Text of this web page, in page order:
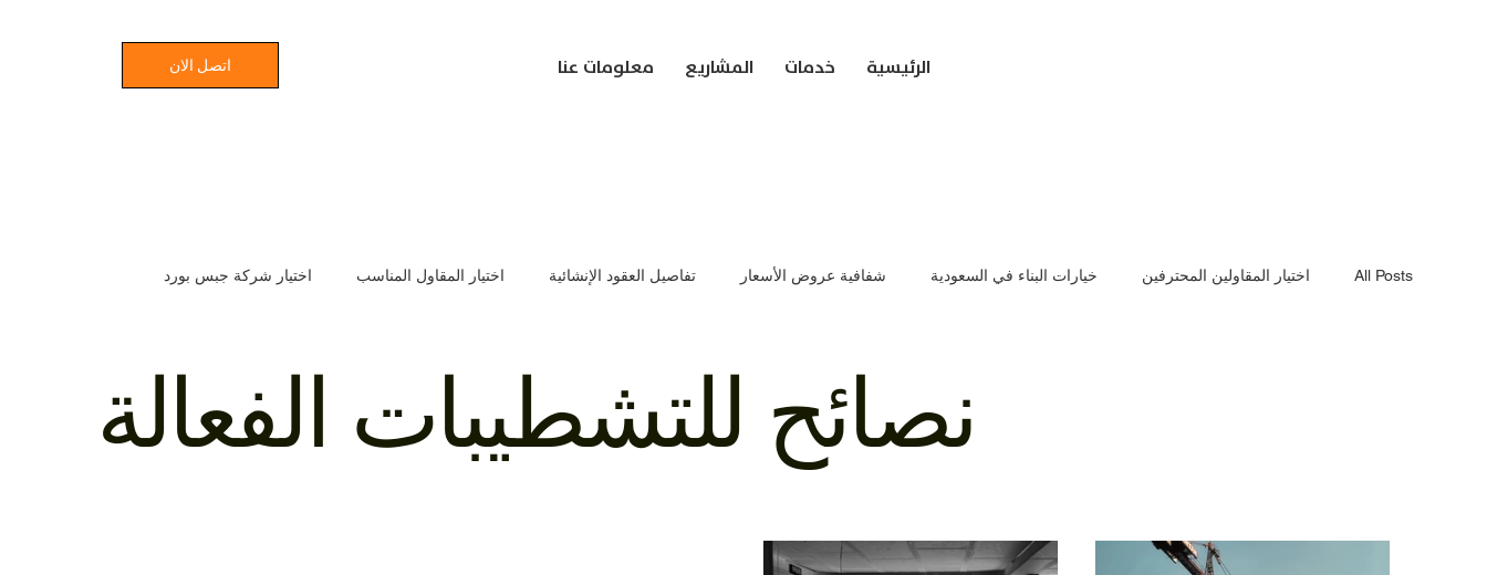
معلومات عنا المشاريع خدمات الرئيسية اتصل الان
All Posts اختيار المقاولين المحترفين خيارات البناء في السعودية شفافية عروض الأسعار تفاصيل العقود الإنشائية اختيار المقاول المناسب اختيار شركة جبس بورد
ترميم المباني مشاريع البناء في السعودية تقنيات البناء الحديثة أسباب تأخير المشاريع الإنشائية مدة بناء الفلل
عقود البناء أهمية التشطيبات في البناء إدارة تكاليف المشاريع الجودة في المشاريع الإنشائية
نصائح للتشطيبات الفعالة